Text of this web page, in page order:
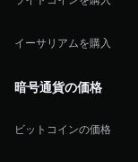
イーサリアムを購入
暗号通貨の価格
ビットコインの価格